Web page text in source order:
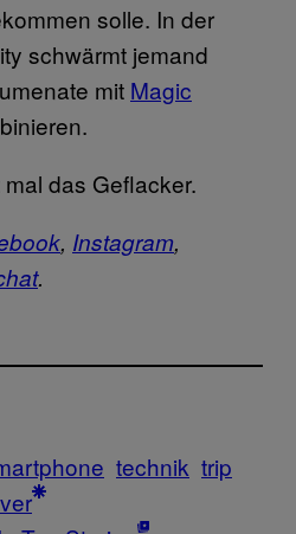
solle. In der
schwärmt jemand
mit Magic
das Geflacker.
, Instagram,
.
technik trip